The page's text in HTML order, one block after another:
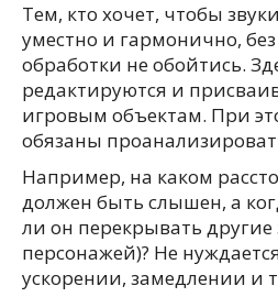
Тем, кто хочет, чтобы
уместно и гармонично,
обработки не обойтись.
редактируются и
игровым объектам. При
обязаны
Например, на каком
должен быть слышен, а
ли он перекрывать другие
персонажей)? Не
ускорении, замедлении и